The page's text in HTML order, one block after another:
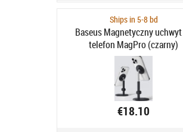
Ships in 5-8 bd
Baseus Magnetyczny
telefon MagPro (czarny)
€18.10